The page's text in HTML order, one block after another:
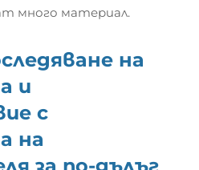
много материал.
на
и
с
на